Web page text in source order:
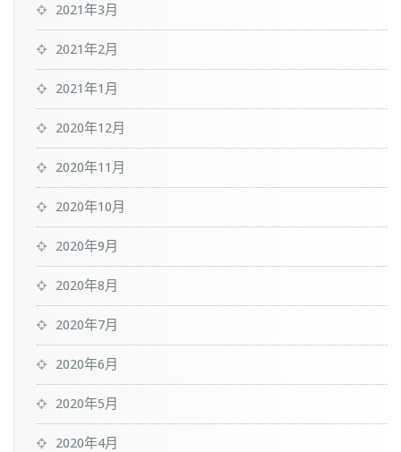
2021年3月
2021年2月
2021年1月
2020年12月
2020年11月
2020年10月
2020年9月
2020年8月
2020年7月
2020年6月
2020年5月
2020年4月